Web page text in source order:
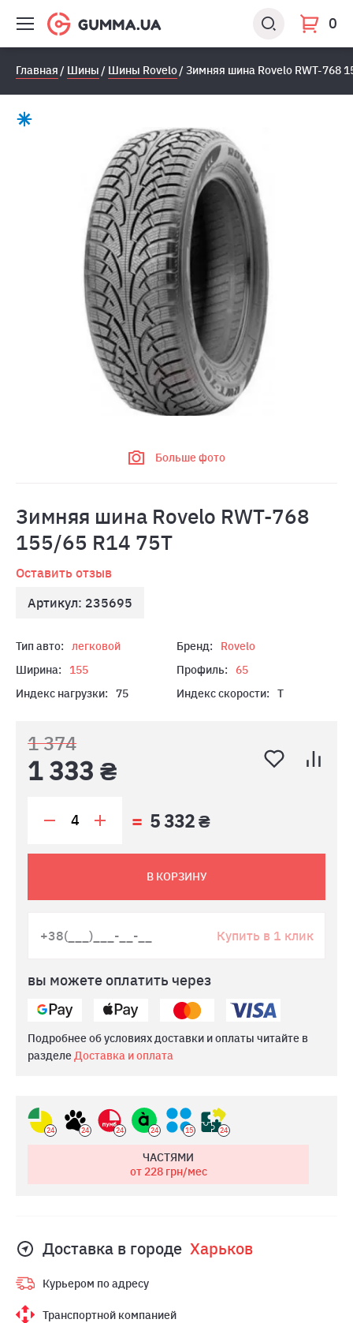
0
Главная Шины Шины Rovelo Зимняя шина Rovelo RWT-768
Больше фото
Зимняя шина Rovelo RWT-768
155/65 R14 75T
Оставить отзыв
Артикул: 235695
Тип авто: легковой Бренд:
Rovelo
Ширина:
155 Профиль:
65
Индекс нагрузки:
75 Индекс скорости: T
1 374
1 333 ₴
5 332 ₴
В КОРЗИНУ
Купить в 1 клик
вы можете оплатить через
Подробнее об условиях доставки и оплаты читайте в
разделеДоставка и оплата
24 24 24 24 15 24
ЧАСТЯМИ
от 228грн/мес
Доставка в городе Харьков
Курьером по адресу
Транспортной компанией